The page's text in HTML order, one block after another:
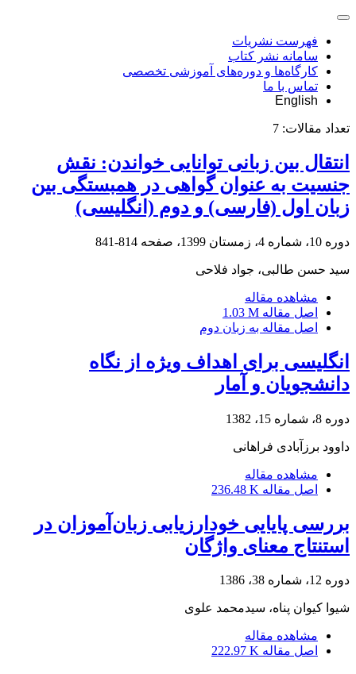
فهرست نشریات
سامانه نشر کتاب
کارگاه‌ها و دوره‌های آموزشی تخصصی
تماس با ما
English
تعداد مقالات: 7
انتقال بین زبانی توانایی خواندن: نقش
جنسیت به عنوان گواهی در همبستگی بین
زبان اول (فارسی) و دوم (انگلیسی)
دوره 10، شماره 4، زمستان 1399، صفحه 814-841
سید حسن طالبی، جواد فلاحی
مشاهده مقاله
اصل مقاله 1.03 M
اصل مقاله به زبان دوم
انگلیسی برای اهداف ویژه از نگاه
دانشجویان و آمار
دوره 8، شماره 15، 1382
داوود برزآبادى فراهانى
مشاهده مقاله
اصل مقاله 236.48 K
بررسی پایایی خودارزیابی زبان‌آموزان در
استنتاج معنای واژگان
دوره 12، شماره 38، 1386
شیوا کیوان پناه، سیدمحمد علوی
مشاهده مقاله
اصل مقاله 222.97 K